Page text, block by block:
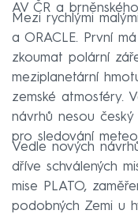
AV ČR a
Mezi rychlými
a ORACLE. První
zkoumat polární
meziplanetární
zemské atmosféry.
návrhů nesou český
pro sledování
Vedle nových
dříve schválených
mise PLATO,
podobných Zemi u